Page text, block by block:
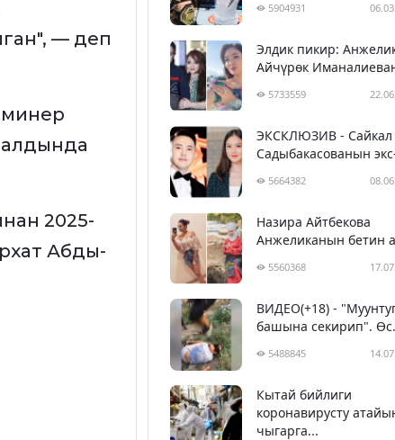
— деп
2025-
Абды-
5904931
Элдик пикир:
Айчүрөк
5733559
ЭКСКЛЮЗИВ - Сайкал
Садыбакасованын
5664382
Назира Айтбекова
Анжеликанын бетин
5560368
ВИДЕО(+18) -
башына секирип".
5488845
Кытай бийлиги
коронавирусту
чыгарга...